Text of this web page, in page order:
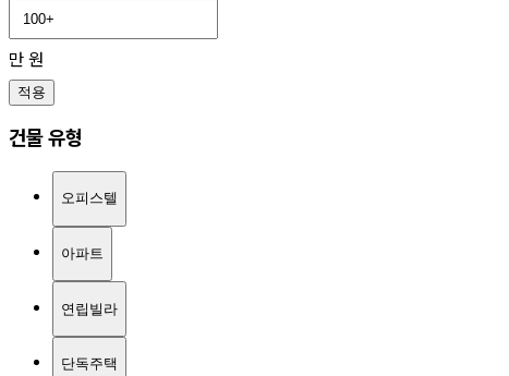
만 원
적용
건물 유형
오피스텔
아파트
연립빌라
단독주택